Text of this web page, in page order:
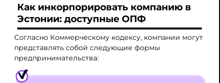
Как инкорпорировать компанию в
Эстонии: доступные ОПФ
Согласно Коммерческому кодексу, компании могут
представлять собой следующие формы
предпринимательства: